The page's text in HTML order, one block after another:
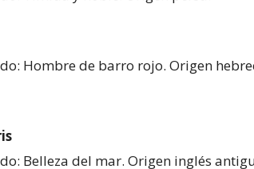
Hombre de barro rojo. Origen
Belleza del mar. Origen inglés